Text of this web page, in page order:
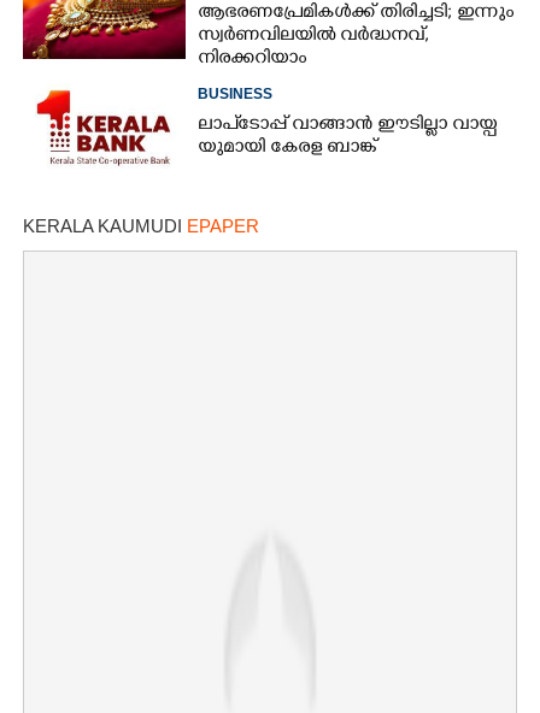
ആഭരണപ്രേമികൾക്ക് തിരിച്ചടി; ഇന്നും
സ്വർണവിലയിൽ വർദ്ധനവ്,
നിരക്കറിയാം
BUSINESS
ലാ​പ്ടോ​പ്പ് വാങ്ങാൻ ഈടില്ലാ വാ​യ്പ​
യു​മാ​യി​ ​കേ​ര​ള​ ​ബാ​ങ്ക്
KERALA KAUMUDI EPAPER